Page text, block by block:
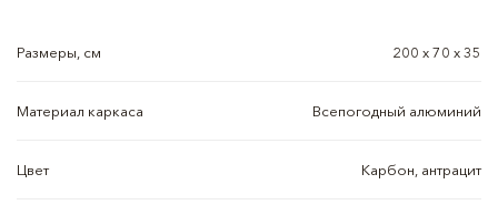
Размеры, см 200 х 70 х 35
Материал каркаса Всепогодный алюминий
Цвет Карбон, антрацит